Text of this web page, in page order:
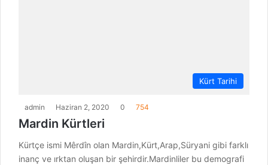
Kürt Tarihi
admin Haziran 2, 2020 0 754
Mardin Kürtleri
Kürtçe ismi Mêrdîn olan Mardin,Kürt,Arap,Süryani gibi farklı
inanç ve ırktan oluşan bir şehirdir.Mardinliler bu demografi